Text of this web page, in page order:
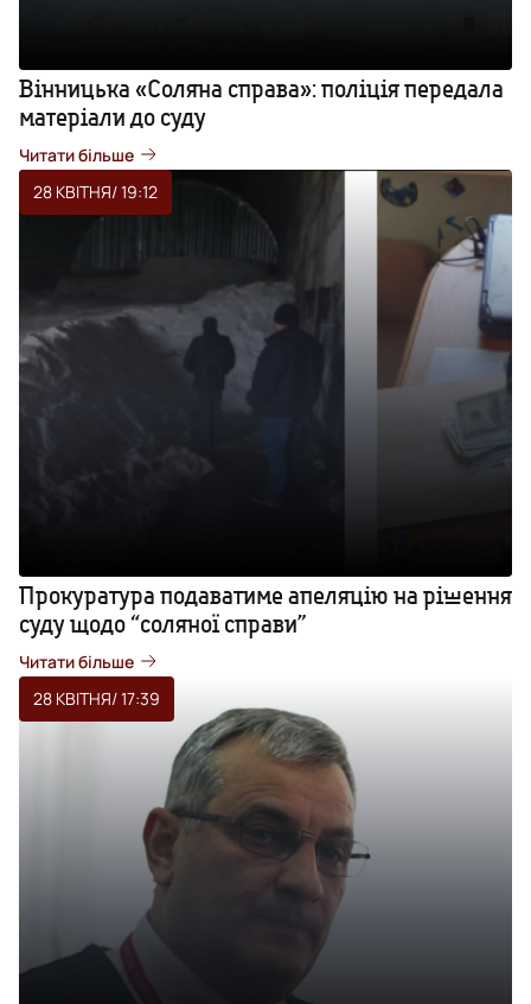
Вінницька «Соляна справа»: поліція передала
матеріали до суду
Читати більше
28 КВІТНЯ/ 19:12
Прокуратура подаватиме апеляцію на рішення
суду щодо “соляної справи”
Читати більше
28 КВІТНЯ/ 17:39